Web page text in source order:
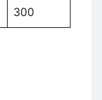
300